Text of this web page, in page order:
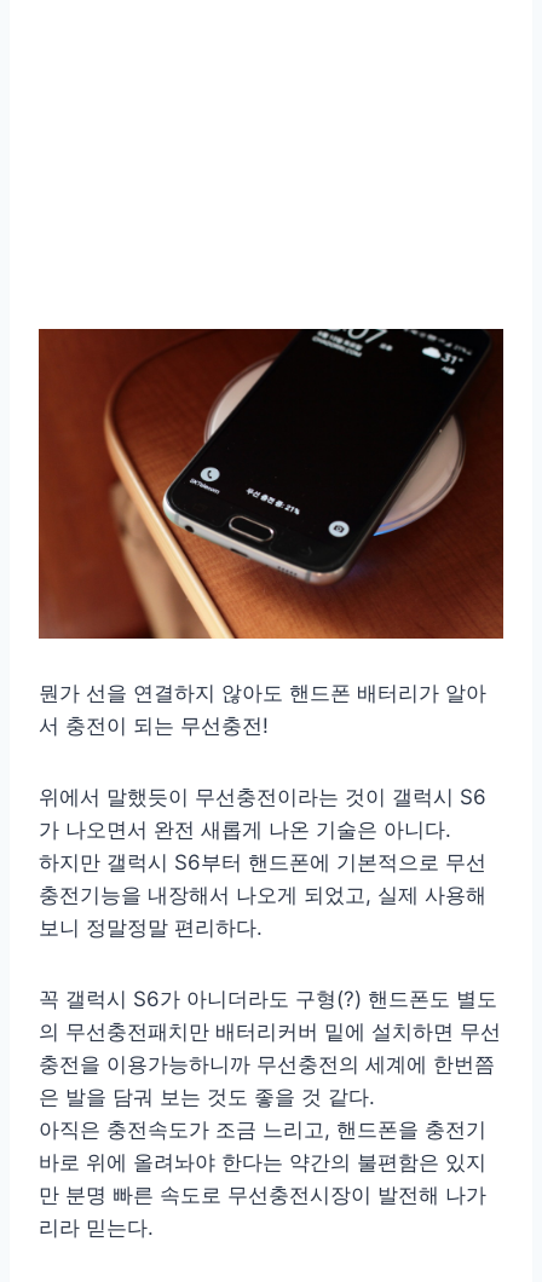
뭔가 선을 연결하지 않아도 핸드폰 배터리가 알아
서 충전이 되는 무선충전!
위에서 말했듯이 무선충전이라는 것이 갤럭시 S6
가 나오면서 완전 새롭게 나온 기술은 아니다.
하지만 갤럭시 S6부터 핸드폰에 기본적으로 무선
충전기능을 내장해서 나오게 되었고, 실제 사용해
보니 정말정말 편리하다.
꼭 갤럭시 S6가 아니더라도 구형(?) 핸드폰도 별도
의 무선충전패치만 배터리커버 밑에 설치하면 무선
충전을 이용가능하니까 무선충전의 세계에 한번쯤
은 발을 담궈 보는 것도 좋을 것 같다.
아직은 충전속도가 조금 느리고, 핸드폰을 충전기
바로 위에 올려놔야 한다는 약간의 불편함은 있지
만 분명 빠른 속도로 무선충전시장이 발전해 나가
리라 믿는다.